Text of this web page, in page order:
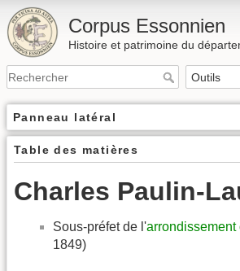
Corpus Essonnien
Histoire et patrimoine du
Panneau latéral
Table des matières
Charles Paulin-
Sous-préfet de l'arrondissement
1849)